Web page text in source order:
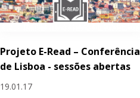
Projeto E-Read – Conferência
de Lisboa - sessões abertas
19.01.17